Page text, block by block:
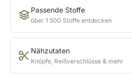
Passende Stoffe
über 1 500 Stoffe entdecken
Nähzutaten
Knöpfe, Reißverschlüsse & mehr